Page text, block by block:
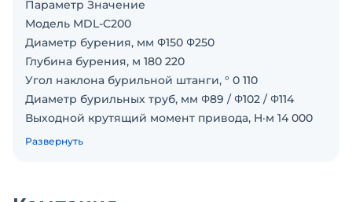
Параметр Значение
Модель MDL-C200
Диаметр бурения, мм Φ150 Φ250
Глубина бурения, м 180 220
Угол наклона бурильной штанги, ° 0 110
Диаметр бурильных труб, мм Φ89 / Φ102 / Φ114
Выходной крутящий момент привода, Н·м 14 000
Номинальная частота вращения (прямая/
Развернуть